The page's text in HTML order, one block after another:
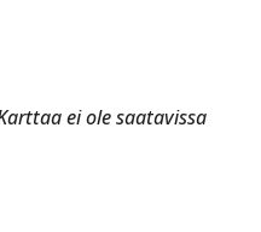
ei ole saatavissa